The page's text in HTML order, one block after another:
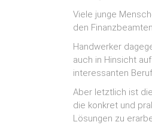
Viele junge
den
Handwerker
auch in Hinsicht
interessanten
Aber letztlich ist
die konkret und
Lösungen zu